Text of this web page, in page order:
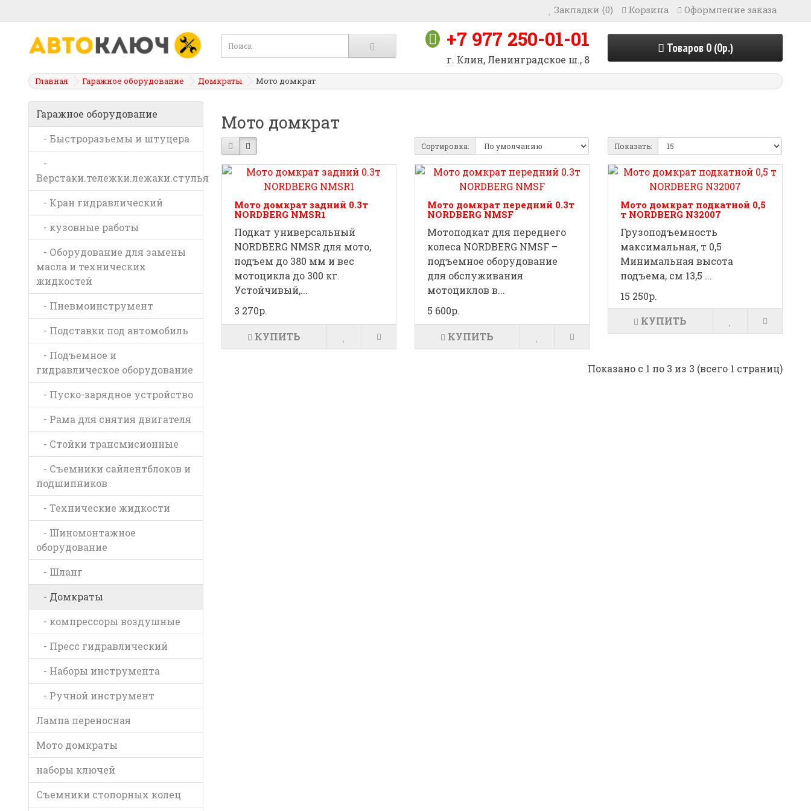
Закладки (0) Корзина Оформление заказа
+7 977 250-01-01
г. Клин, Ленинградское ш., 8
Товаров 0 (0р.)
Главная Гаражное оборудование Домкраты Мото домкрат
Гаражное оборудование
- Быстроразьемы и штуцера
-
Верстаки.тележки.лежаки.стулья
- Кран гидравлический
- кузовные работы
- Оборудование для замены
масла и технических
жидкостей
- Пневмоинструмент
- Подставки под автомобиль
- Подъемное и
гидравлическое оборудование
- Пуско-зарядное устройство
- Рама для снятия двигателя
- Стойки трансмисионные
- Съемники сайлентблоков и
подшипников
- Технические жидкости
- Шиномонтажное
оборудование
- Шланг
- Домкраты
- компрессоры воздушные
- Пресс гидравлический
- Наборы инструмента
- Ручной инструмент
Лампа переносная
Мото домкраты
наборы ключей
Съемники стопорных колец
Мото домкрат
Сортировка: Показать:
Мото домкрат задний 0.3т
NORDBERG NMSR1
Подкат универсальный
NORDBERG NMSR для мото,
подъем до 380 мм и вес
мотоцикла до 300 кг.
Устойчивый,...
3 270р.
КУПИТЬ
Мото домкрат передний 0.3т
NORDBERG NMSF
Мотоподкат для переднего
колеса NORDBERG NMSF –
подъемное оборудование
для обслуживания
мотоциклов в...
5 600р.
КУПИТЬ
Мото домкрат подкатной 0,5
т NORDBERG N32007
Грузоподъемность
максимальная, т 0,5
Минимальная высота
подъема, см 13,5 ...
15 250р.
КУПИТЬ
Показано с 1 по 3 из 3 (всего 1 страниц)